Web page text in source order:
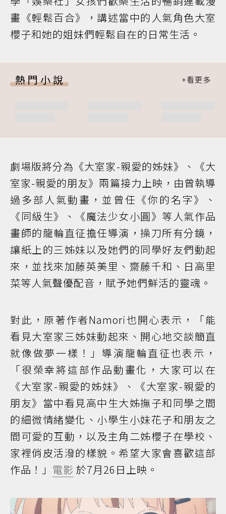
畫《輕鬆百合》，講述當中的人氣角色大室
櫻子和她的姐妹們輕鬆自在的日常生活。
熱門小說
劇場版將分為《大室家-親愛的姊妹》、《大
室家-親愛的朋友》兩篇接力上映，由曾執導
過多部人氣動畫，並曾任《你的名字》、
《同級生》、《魔法少女小圓》等人氣作品
畫師的龍輪直征擔任導演，操刀所有分鏡，
讓紙上的三姊妹以及她們的同學好友們動起
來，並找來加藤英美里、齋藤千和、日高里
菜等人氣聲優配音，賦予她們鮮活的靈魂。
對此，原著作者Namori也開心表示，「能
看見大室家三姊妹動起來、開心地交談簡直
就像做夢一樣！」導演龍輪直征也表示，
「很榮幸將這部作品動畫化，大家可以在
《大室家-親愛的姊妹》、《大室家-親愛的
朋友》當中看見高中生大姊撫子和同學之間
的細微情緒變化、小學生小妹花子和朋友之
間可愛的互動，以及主角二姊櫻子在學校、
家裡俏皮活潑的樣貌。希望大家會喜歡這部
作品！」 電影 於7月26日上映。